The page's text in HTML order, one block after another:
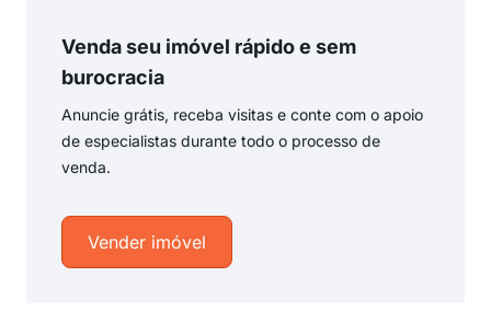
Venda seu imóvel rápido e sem
burocracia
Anuncie grátis, receba visitas e conte com o apoio
de especialistas durante todo o processo de
venda.
Vender imóvel